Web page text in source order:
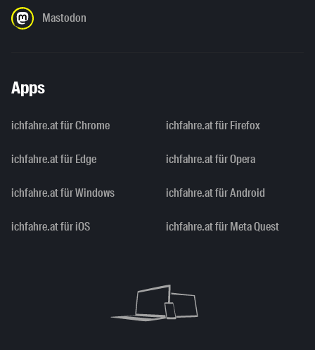
Mastodon
Apps
ichfahre.at für Chrome ichfahre.at für Firefox
ichfahre.at für Edge ichfahre.at für Opera
ichfahre.at für Windows ichfahre.at für Android
ichfahre.at für iOS ichfahre.at für Meta Quest